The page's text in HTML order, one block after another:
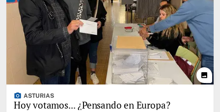
photo
photo_camera ASTURIAS
Hoy votamos... ¿Pensando en Europa?